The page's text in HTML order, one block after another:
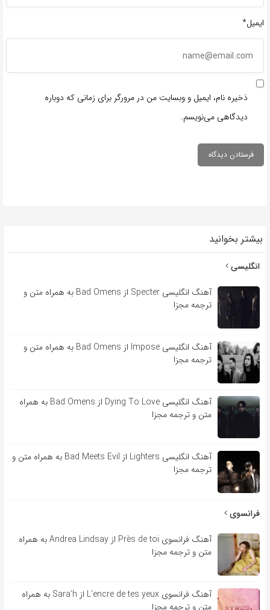
ایمیل*
ذخیره نام، ایمیل و وبسایت من در مرورگر برای زمانی که دوباره
دیدگاهی می‌نویسم.
بیشتر بخوانید
انگلیسی
آهنگ انگلیسی Specter از Bad Omens به همراه متن و
ترجمه مجزا
آهنگ انگلیسی Impose از Bad Omens به همراه متن و
ترجمه مجزا
آهنگ انگلیسی Dying To Love از Bad Omens به همراه
متن و ترجمه مجزا
آهنگ انگلیسی Lighters از Bad Meets Evil به همراه متن و
ترجمه مجزا
فرانسوی
آهنگ فرانسوی Près de toi از Andrea Lindsay به همراه
متن و ترجمه مجزا
آهنگ فرانسوی L’encre de tes yeux از Sara’h به همراه
متن و ترجمه مجزا